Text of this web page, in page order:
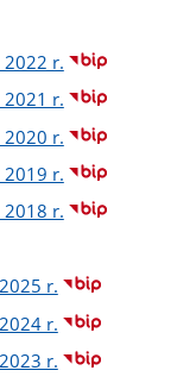
2022 r.
2021 r.
2020 r.
2019 r.
2018 r.
r.
r.
r.